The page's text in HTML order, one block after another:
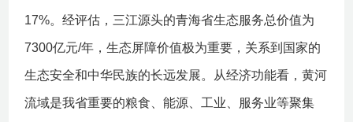
17%。经评估，三江源头的青海省生态服务总价值为
7300亿元/年，生态屏障价值极为重要，关系到国家的
生态安全和中华民族的长远发展。从经济功能看，黄河
流域是我省重要的粮食、能源、工业、服务业等聚集